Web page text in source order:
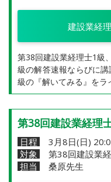
建設業経
第38回建設業経理士1級
級の解答速報ならびに
級の『解いてみる』をラ
第38回建設業経理
日程
3月8日(日)
対象
第38回建設業
担当
桑原先生